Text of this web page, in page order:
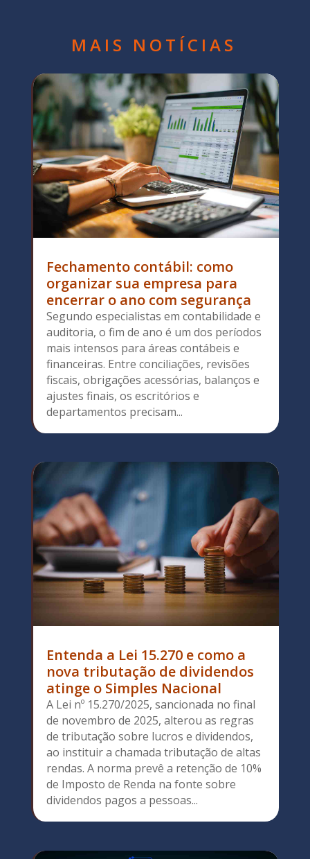
MAIS NOTÍCIAS
Fechamento contábil: como
organizar sua empresa para
encerrar o ano com segurança
Segundo especialistas em contabilidade e
auditoria, o fim de ano é um dos períodos
mais intensos para áreas contábeis e
financeiras. Entre conciliações, revisões
fiscais, obrigações acessórias, balanços e
ajustes finais, os escritórios e
departamentos precisam...
Entenda a Lei 15.270 e como a
nova tributação de dividendos
atinge o Simples Nacional
A Lei nº 15.270/2025, sancionada no final
de novembro de 2025, alterou as regras
de tributação sobre lucros e dividendos,
ao instituir a chamada tributação de altas
rendas. A norma prevê a retenção de 10%
de Imposto de Renda na fonte sobre
dividendos pagos a pessoas...